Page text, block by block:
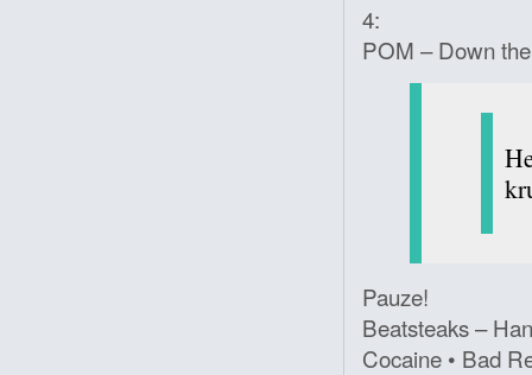
4:
POM – Down
Pauze!
Beatsteaks –
Cocaine • Bad